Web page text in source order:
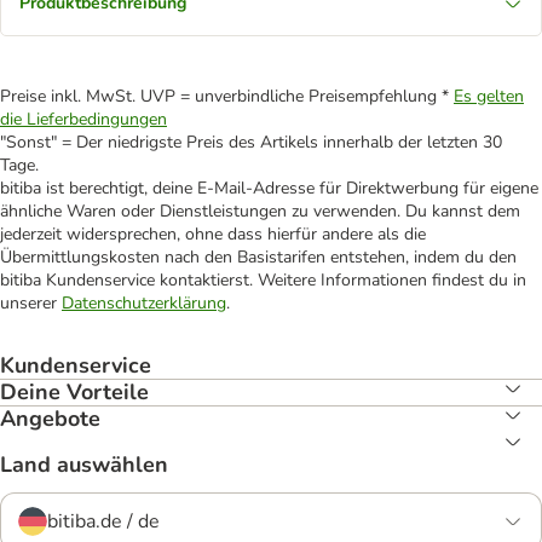
Preise inkl. MwSt. UVP = unverbindliche Preisempfehlung * Es gelten
die Lieferbedingungen
"Sonst" = Der niedrigste Preis des Artikels innerhalb der letzten 30
Tage.
bitiba ist berechtigt, deine E-Mail-Adresse für Direktwerbung für eigene
ähnliche Waren oder Dienstleistungen zu verwenden. Du kannst dem
jederzeit widersprechen, ohne dass hierfür andere als die
Übermittlungskosten nach den Basistarifen entstehen, indem du den
bitiba Kundenservice kontaktierst. Weitere Informationen findest du in
unserer Datenschutzerklärung.
Kundenservice
Deine Vorteile
Angebote
Land auswählen
bitiba.de / de